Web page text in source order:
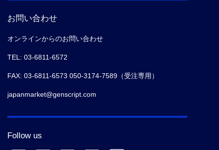
お問い合わせ
オンラインからのお問い合わせ
TEL: 03-6811-6572
FAX: 03-6811-6573 050-3174-7589（受注専用）
japanmarket@genscript.com
Follow us